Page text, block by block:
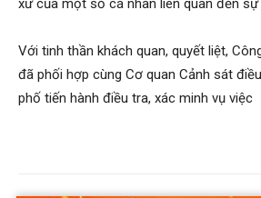
xử của một số cá nhân liên quan đến sự
Với tinh thần khách quan, quyết liệt,
đã phối hợp cùng Cơ quan Cảnh sát
phố tiến hành điều tra, xác minh vụ việc